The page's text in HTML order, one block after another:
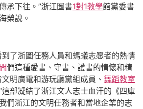
承下往。”浙江圖書1對1教學館黨委書
榮說。
了浙圖任務人員和螞蟻志愿者的熱情
們這種愛書、守書、護書的情懷和精
明廣電和游玩廳黨組成員、 舞蹈教室
部凝結了浙江文人志士血汗的《四庫
們浙江的文明任務者和當地企業的志